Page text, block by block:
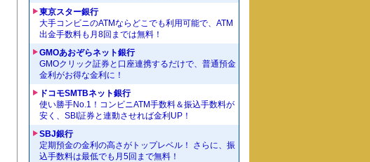
東京スター銀行
大手コンビニのATMならどこでも利用可能で、ATM
出金手数料も月8回までは無料！
GMOあおぞらネット銀行
GMOクリック証券と口座連携するだけで、普通預金
金利がお得な金利に！
ドコモSMTBネット銀行
使い勝手No.1！コンビニATM手数料＆振込手数料が
安く、SBI証券と連動させれば金利UP！
SBJ銀行
定期預金の金利の高さがトップレベル！ さらに、振
込手数料は最低でも月5回まで無料！